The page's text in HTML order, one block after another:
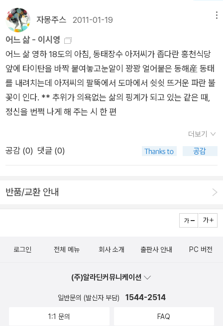
가.시인에게는 저세상마저도 편안하고 따스한 자연으로 보여지
는 것인가-<히말라야>시이시영시인에게 있어서나, 혹은 우리들
에게 있어 삶이란-새벽녘 추어탕집 펄펄 끓는 가마곁에서도 물을
튀기며 순하게 놀고 있는 미꾸라지들처럼- 그런 것이 아닐까 생
각해본다.죽음과 삶,기쁨과 슬픔,행복과 불행,그런것들이 한 데
섞여둥둥 떠다니는 가운데, 아무것도 미리 알지 못한 채,그저 불
어가고 불어오는 바람처럼,그러다가 마침내 어느 길 모퉁이에선
가그 떠다니는 것들과 하나씩 입맞추며 가는 그런것이 삶이리라..
본 적 없는 긴 미소- 한 자락 머금는다. 또한, 여느 시집에나 있기
마련인 유명작가의 해설을 붙이지 않은 책에서 시인의 '겸손한 손
길'과 '둥근공처럼 굽은 등'을 본다.어느 깊고 추운 겨울날, 은빛호
자몽주스 2011-01-19
어느 삶 - 이시영
어느 삶 영하 18도의 아침, 동태장수 아저씨가 좁다란 홍천식당
앞에 타이탄을 바짝 붙여놓고눈알이 꽝꽝 얼어붙은 동해産 동태
를 내려치는데 아저씨의 팔뚝에서 도마에서 쉿쉿 뜨거운 파란 불
꽃이 인다. ** 추위가 의욕없는 삶의 핑계가 되고 있는 같은 때,
정신을 번쩍 나게 해 주는 시 한 편
더보기
공감 (0) 댓글 (0)
반품/교환 안내
로그인 전체 메뉴 회사 소개 출판사 안내 PC 버전
(주)알라딘커뮤니케이션
일반문의 (발신자 부담) 1544-2514
1:1 문의 FAQ